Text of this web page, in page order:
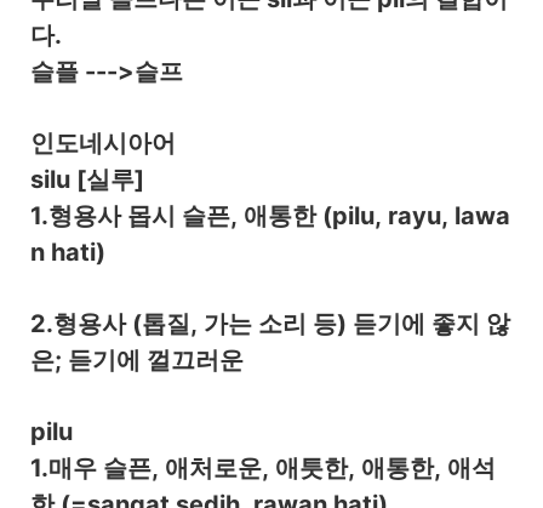
다.
슬플 --->슬프
인도네시아어
silu [실루]
1.형용사 몹시 슬픈, 애통한 (pilu, rayu, lawa
n hati)
2.형용사 (톱질, 가는 소리 등) 듣기에 좋지 않
은; 듣기에 껄끄러운
pilu
1.매우 슬픈, 애처로운, 애틋한, 애통한, 애석